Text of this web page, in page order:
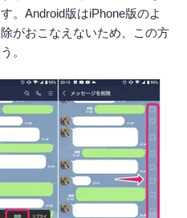
。Android版はiPhone版のよ
がおこなえないため、この方
。